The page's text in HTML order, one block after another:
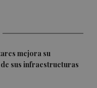
mejora su
sus infraestructuras